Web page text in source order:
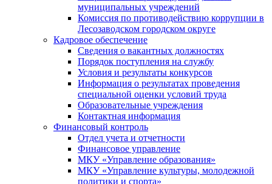
муниципальных учреждений
Комиссия по противодействию коррупции в
Лесозаводском городском округе
Кадровое обеспечение
Сведения о вакантных должностях
Порядок поступления на службу
Условия и результаты конкурсов
Информация о результатах проведения
специальной оценки условий труда
Образовательные учреждения
Контактная информация
Финансовый контроль
Отдел учета и отчетности
Финансовое управление
МКУ «Управление образования»
МКУ «Управление культуры, молодежной
политики и спорта»